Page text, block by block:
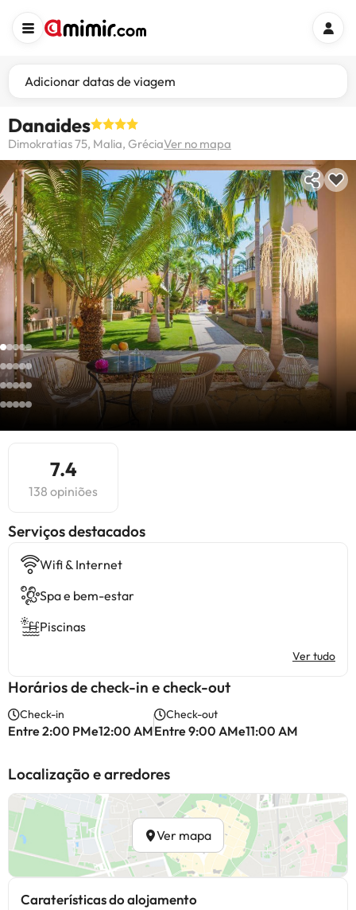
Adicionar datas de viagem
Danaides
Dimokratias 75, Malia, GréciaVer no mapa
7.4
138 opiniões
Serviços destacados
Wifi & Internet
Spa e bem-estar
Piscinas
Ver tudo
Horários de check-in e check-out
Check-in
Entre 2:00 PMe12:00 AM
Check-out
Entre 9:00 AMe11:00 AM
Localização e arredores
Ver mapa
Caraterísticas do alojamento